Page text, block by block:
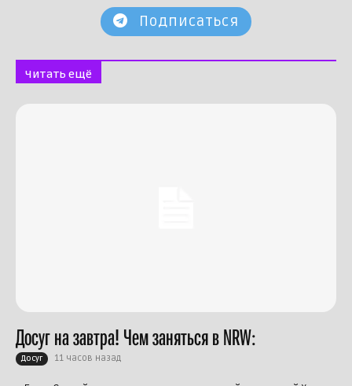
Подписаться
Читать ещё
Досуг на завтра! Чем заняться в NRW:
Досуг 11 часов назад